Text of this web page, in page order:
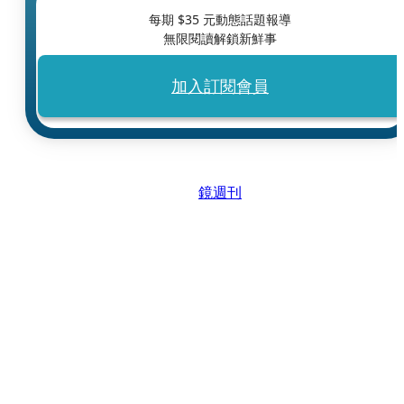
每期 $35 元動態話題報導
無限閱讀解鎖新鮮事
加入訂閱會員
鏡週刊